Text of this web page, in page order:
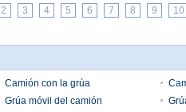
2 3 4 5 6 7 8 9 10
Camión con la grúa
Grúa móvil del camión